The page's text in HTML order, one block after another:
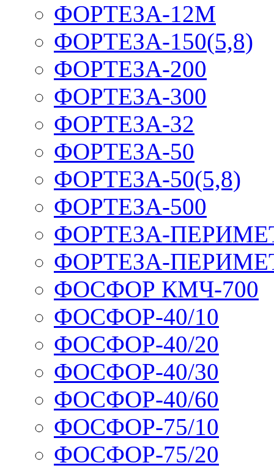
ФОРТЕЗА-12М
ФОРТЕЗА-150(5,8)
ФОРТЕЗА-200
ФОРТЕЗА-300
ФОРТЕЗА-32
ФОРТЕЗА-50
ФОРТЕЗА-50(5,8)
ФОРТЕЗА-500
ФОРТЕЗА-
ФОРТЕЗА-
ФОСФОР КМЧ-700
ФОСФОР-40/10
ФОСФОР-40/20
ФОСФОР-40/30
ФОСФОР-40/60
ФОСФОР-75/10
ФОСФОР-75/20